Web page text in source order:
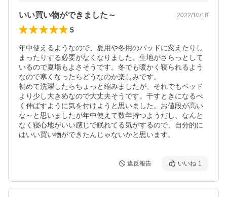
いい買い物ができました～ 2022/10/18
5
年中使えるようなので、夏用や冬用のパッドに変えたりし
まったりする必要がなくなりました。生地がさらっとして
いるので夏場もよさそうです。冬でも暖かく寝られるよう
なので寒くなったらどうなのか楽しみです。
初めて洗濯したらちょっと縮みましたが、それでもベッド
より少し大きめなので大丈夫そうです。干すときになるべ
く伸ばすように気を付けようと思いました。お値段が高い
な～と思いましたが年中使えて数年持つようだし、なんと
なく寝心地がいい感じで眠れてる気がするので、自分的に
はいい買い物ができたんじゃないかと思います。
違反報告 いいね 1